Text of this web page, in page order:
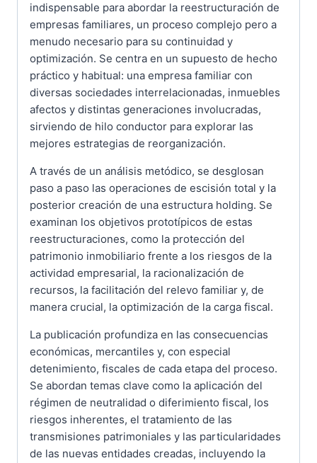
indispensable para abordar la reestructuración de
empresas familiares, un proceso complejo pero a
menudo necesario para su continuidad y
optimización. Se centra en un supuesto de hecho
práctico y habitual: una empresa familiar con
diversas sociedades interrelacionadas, inmuebles
afectos y distintas generaciones involucradas,
sirviendo de hilo conductor para explorar las
mejores estrategias de reorganización.
A través de un análisis metódico, se desglosan
paso a paso las operaciones de escisión total y la
posterior creación de una estructura holding. Se
examinan los objetivos prototípicos de estas
reestructuraciones, como la protección del
patrimonio inmobiliario frente a los riesgos de la
actividad empresarial, la racionalización de
recursos, la facilitación del relevo familiar y, de
manera crucial, la optimización de la carga fiscal.
La publicación profundiza en las consecuencias
económicas, mercantiles y, con especial
detenimiento, fiscales de cada etapa del proceso.
Se abordan temas clave como la aplicación del
régimen de neutralidad o diferimiento fiscal, los
riesgos inherentes, el tratamiento de las
transmisiones patrimoniales y las particularidades
de las nuevas entidades creadas, incluyendo la